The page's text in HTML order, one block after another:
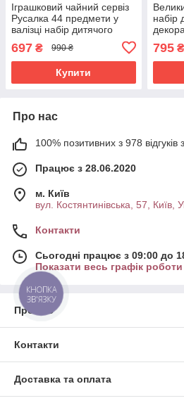
Іграшковий чайний сервіз
Русалка 44 предмети у
валізці набір дитячого
(61119)
697 ₴ 990 ₴
Купити
набір
для
795₴
Про нас
100% позитивних з 978 відгуків
Працює з 28.06.2020
м. Київ
вул. Костянтинівська, 57, Київ,
Контакти
Сьогодні працює з 09:00 до
Показати весь графік роботи
Про нас
Контакти
Доставка та оплата
КНОПКА
ЗВ'ЯЗКУ